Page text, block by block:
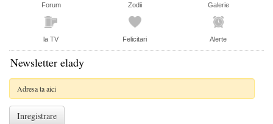
Forum Zodii Galerie
la TV Felicitari Alerte
Newsletter elady